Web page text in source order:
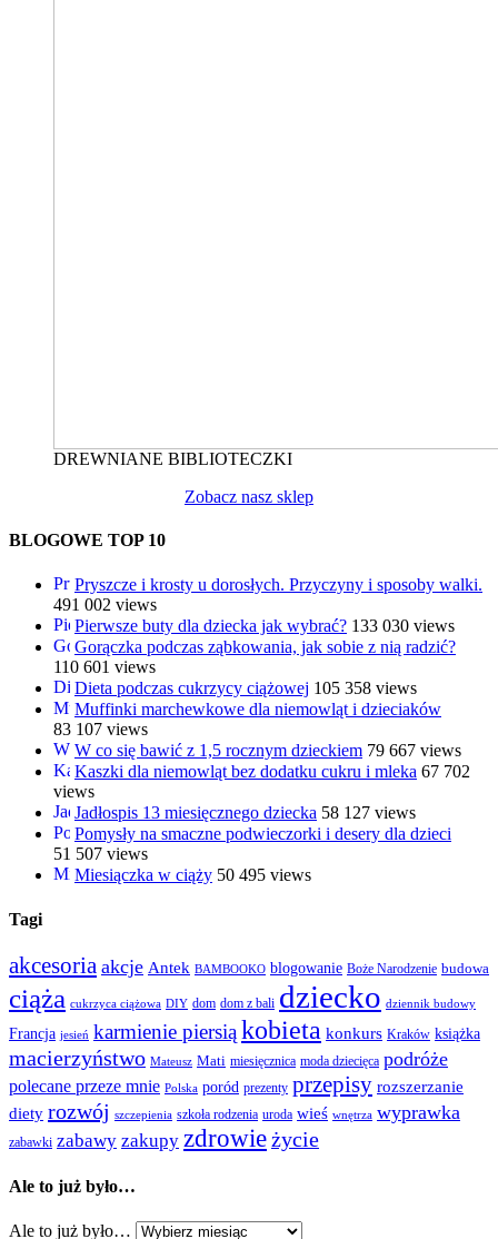
DREWNIANE BIBLIOTECZKI
Zobacz nasz sklep
BLOGOWE TOP 10
Pryszcze i krosty u dorosłych. Przyczyny i sposoby walki.
491 002 views
Pierwsze buty dla dziecka jak wybrać? 133 030 views
Gorączka podczas ząbkowania, jak sobie z nią radzić?
110 601 views
Dieta podczas cukrzycy ciążowej 105 358 views
Muffinki marchewkowe dla niemowląt i dzieciaków
83 107 views
W co się bawić z 1,5 rocznym dzieckiem 79 667 views
Kaszki dla niemowląt bez dodatku cukru i mleka 67 702
views
Jadłospis 13 miesięcznego dziecka 58 127 views
Pomysły na smaczne podwieczorki i desery dla dzieci
51 507 views
Miesiączka w ciąży 50 495 views
Tagi
akcesoria akcje Antek BAMBOOKO blogowanie Boże Narodzenie budowa
ciąża cukrzyca ciążowa DIY dom dom z bali dziecko dziennik budowy
Francja jesień karmienie piersiąkobieta konkurs Kraków książka
macierzyństwo Mateusz Mati miesięcznica moda dziecięca podróże
polecane przeze mnie Polska poród prezenty przepisy rozszerzanie
diety rozwój szczepienia szkoła rodzenia uroda wieś wnętrza wyprawka
zabawki zabawy zakupy zdrowieżycie
Ale to już było…
Ale to już było…